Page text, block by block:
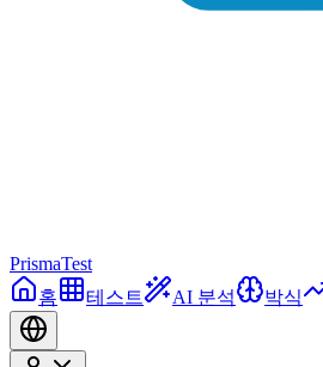
PrismaTest
홈
테스트 AI 분석 박식